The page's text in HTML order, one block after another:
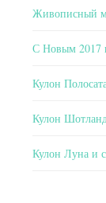
Живописный
С Новым 2017
Кулон
Кулон
Кулон Луна и